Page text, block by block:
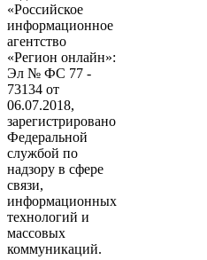
«Российское
информационное
агентство
«Регион онлайн»:
Эл № ФС 77 -
73134 от
06.07.2018,
зарегистрировано
Федеральной
службой по
надзору в сфере
связи,
информационных
технологий и
массовых
коммуникаций.